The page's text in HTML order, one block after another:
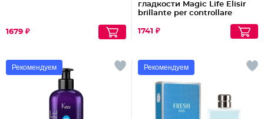
1679 ₽
гладкости Magic Life Elisir
brillante per controllare
1741 ₽
Рекомендуем Рекомендуем